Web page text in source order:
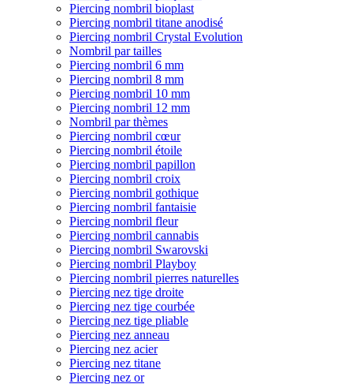
Piercing nombril bioplast
Piercing nombril titane anodisé
Piercing nombril Crystal Evolution
Nombril par tailles
Piercing nombril 6 mm
Piercing nombril 8 mm
Piercing nombril 10 mm
Piercing nombril 12 mm
Nombril par thèmes
Piercing nombril cœur
Piercing nombril étoile
Piercing nombril papillon
Piercing nombril croix
Piercing nombril gothique
Piercing nombril fantaisie
Piercing nombril fleur
Piercing nombril cannabis
Piercing nombril Swarovski
Piercing nombril Playboy
Piercing nombril pierres naturelles
Piercing nez tige droite
Piercing nez tige courbée
Piercing nez tige pliable
Piercing nez anneau
Piercing nez acier
Piercing nez titane
Piercing nez or